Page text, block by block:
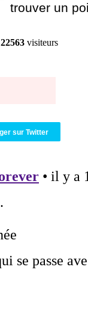
trouver un
22563 visiteurs
sur Twitter